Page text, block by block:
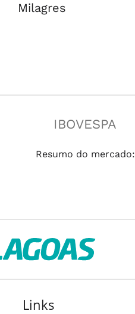
Milagres
IBOVESPA
Resumo do mercado:
Links